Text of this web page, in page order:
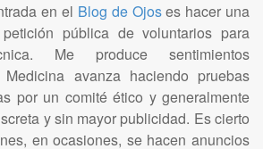
en el Blog de Ojoses hacer una
pública de voluntarios para
Me produce sentimientos
avanza haciendo pruebas
por un comité ético y generalmente
y sin mayor publicidad. Es cierto
en ocasiones, se hacen anuncios